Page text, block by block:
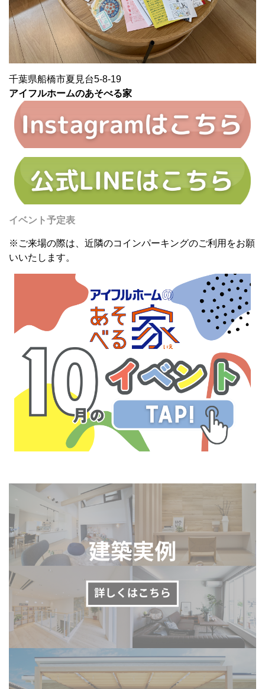
千葉県船橋市夏見台5-8-19
アイフルホームのあそべる家
イベント予定表
※ご来場の際は、近隣のコインパーキングのご利用をお願
いいたします。